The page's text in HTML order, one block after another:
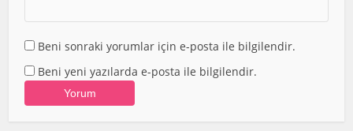
Beni sonraki yorumlar için e-posta ile bilgilendir.
Beni yeni yazılarda e-posta ile bilgilendir.